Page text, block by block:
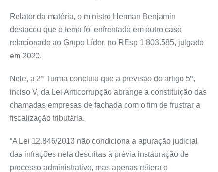
Relator da matéria, o ministro Herman Benjamin
destacou que o tema foi enfrentado em outro caso
relacionado ao Grupo Líder, no REsp 1.803.585, julgado
em 2020.
Nele, a 2ª Turma concluiu que a previsão do artigo 5º,
inciso V, da Lei Anticorrupção abrange a constituição das
chamadas empresas de fachada com o fim de frustrar a
fiscalização tributária.
“A Lei 12.846/2013 não condiciona a apuração judicial
das infrações nela descritas à prévia instauração de
processo administrativo, mas apenas reitera o